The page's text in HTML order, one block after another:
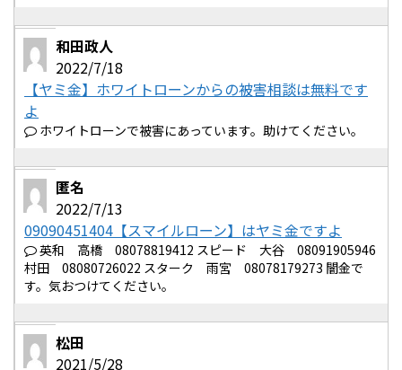
和田政人
2022/7/18
【ヤミ金】ホワイトローンからの被害相談は無料です
よ
ホワイトローンで被害にあっています。助けてください。
匿名
2022/7/13
09090451404【スマイルローン】はヤミ金ですよ
英和 高橋 08078819412 スピード 大谷 08091905946
村田 08080726022 スターク 雨宮 08078179273 闇金で
す。気おつけてください。
松田
2021/5/28